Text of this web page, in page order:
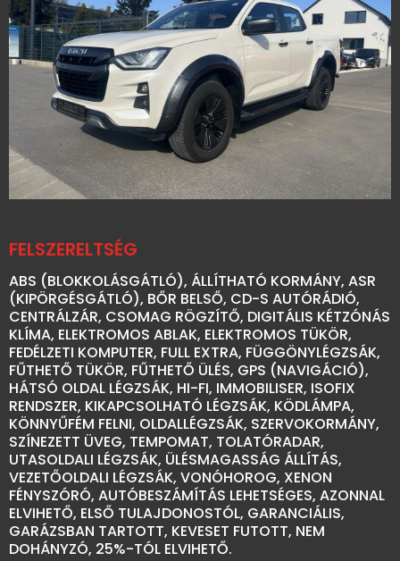
FELSZERELTSÉG
ABS (BLOKKOLÁSGÁTLÓ), ÁLLÍTHATÓ KORMÁNY, ASR
(KIPÖRGÉSGÁTLÓ), BŐR BELSŐ, CD-S AUTÓRÁDIÓ,
CENTRÁLZÁR, CSOMAG RÖGZÍTŐ, DIGITÁLIS KÉTZÓNÁS
KLÍMA, ELEKTROMOS ABLAK, ELEKTROMOS TÜKÖR,
FEDÉLZETI KOMPUTER, FULL EXTRA, FÜGGÖNYLÉGZSÁK,
FŰTHETŐ TÜKÖR, FŰTHETŐ ÜLÉS, GPS (NAVIGÁCIÓ),
HÁTSÓ OLDAL LÉGZSÁK, HI-FI, IMMOBILISER, ISOFIX
RENDSZER, KIKAPCSOLHATÓ LÉGZSÁK, KÖDLÁMPA,
KÖNNYŰFÉM FELNI, OLDALLÉGZSÁK, SZERVOKORMÁNY,
SZÍNEZETT ÜVEG, TEMPOMAT, TOLATÓRADAR,
UTASOLDALI LÉGZSÁK, ÜLÉSMAGASSÁG ÁLLÍTÁS,
VEZETŐOLDALI LÉGZSÁK, VONÓHOROG, XENON
FÉNYSZÓRÓ, AUTÓBESZÁMÍTÁS LEHETSÉGES, AZONNAL
ELVIHETŐ, ELSŐ TULAJDONOSTÓL, GARANCIÁLIS,
GARÁZSBAN TARTOTT, KEVESET FUTOTT, NEM
DOHÁNYZÓ, 25%-TÓL ELVIHETŐ.